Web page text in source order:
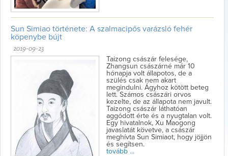
Sun Simiao története: A szalmacipős varázsló fehér
köpenybe bújt
2019-09-23
Taizong császár felesége,
Zhangsun császárné már 10
hónapja volt állapotos, de a
szülés csak nem akart
megindulni. Ágyhoz kötött beteg
lett. Számos császári orvos
kezelte, de az állapota nem javult.
Taizong császár láthatóan
aggódott érte és a nyugtalan volt.
Egy hivatalnok, Xu Maogong
javaslatát követve, a császár
meghívta Sun Simiaot, hogy jöjjön
és segítsen.
tovább ...